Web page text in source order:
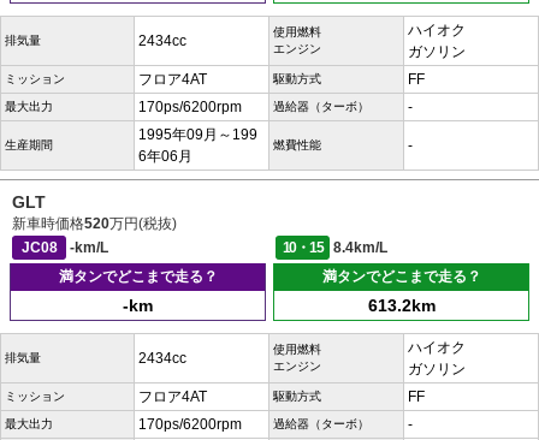
排気量 2434cc
使用燃料
エンジン
ハイオク
ガソリン
ミッション フロア4AT 駆動方式 FF
最大出力 170ps/6200rpm 過給器（ターボ） -
生産期間
1995年09月～199
6年06月
燃費性能 -
GLT
新車時価格520万円(税抜)
JC08
-km/L 10・15
8.4km/L
満タンでどこまで走る？
-km
満タンでどこまで走る？
613.2km
排気量 2434cc
使用燃料
エンジン
ハイオク
ガソリン
ミッション フロア4AT 駆動方式 FF
最大出力 170ps/6200rpm 過給器（ターボ） -